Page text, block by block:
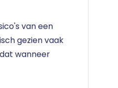
van een
gezien vaak
wanneer